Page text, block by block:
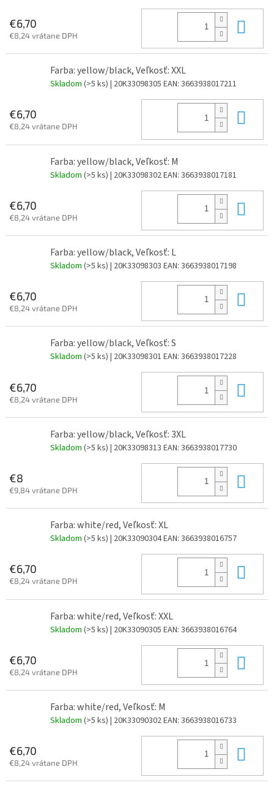
€6,70
€8,24 vrátane DPH
Farba: yellow/black, Veľkosť: XXL
Skladom (>5 ks) | 20K33098305 EAN: 3663938017211
€6,70
€8,24 vrátane DPH
Farba: yellow/black, Veľkosť: M
Skladom (>5 ks) | 20K33098302EAN: 3663938017181
€6,70
€8,24 vrátane DPH
Farba: yellow/black, Veľkosť: L
Skladom (>5 ks) | 20K33098303 EAN: 3663938017198
€6,70
€8,24 vrátane DPH
Farba: yellow/black, Veľkosť: S
Skladom (>5 ks) | 20K33098301 EAN: 3663938017228
€6,70
€8,24 vrátane DPH
Farba: yellow/black, Veľkosť: 3XL
Skladom (>5 ks) | 20K33098313 EAN: 3663938017730
€8
€9,84 vrátane DPH
Farba: white/red, Veľkosť: XL
Skladom (>5 ks) | 20K33090304EAN: 3663938016757
€6,70
€8,24 vrátane DPH
Farba: white/red, Veľkosť: XXL
Skladom (>5 ks) | 20K33090305 EAN: 3663938016764
€6,70
€8,24 vrátane DPH
Farba: white/red, Veľkosť: M
Skladom (>5 ks) | 20K33090302EAN: 3663938016733
€6,70
€8,24 vrátane DPH